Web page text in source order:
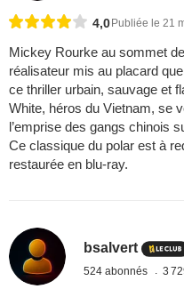
4,0 Publiée le 21
Mickey Rourke au sommet
réalisateur mis au placard
ce thriller urbain, sauvage et
White, héros du Vietnam, se
l’emprise des gangs chinois
Ce classique du polar est à
restaurée en blu-ray.
bsalvert
524 abonnés 3